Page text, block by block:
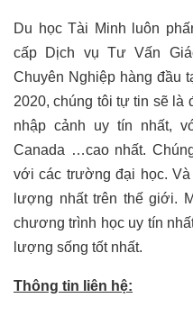
Du học Tài Minh luôn
cấp Dịch vụ Tư Vấn
Chuyên Nghiệp hàng đầu
2020, chúng tôi tự tin sẽ là
nhập cảnh uy tín nhất,
Canada …cao nhất.
với các trường đại học.
lượng nhất trên thế giới.
chương trình học uy tín
lượng sống tốt nhất.
Thông tin liên hệ: